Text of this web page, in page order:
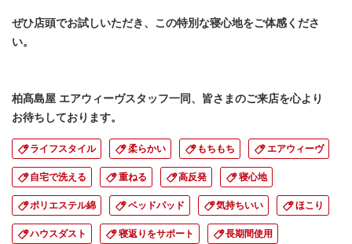
ぜひ店頭でお試しいただき、この特別な寝心地をご体感くださ
い。
柏髙島屋 エアウィーヴスタッフ一同、皆さまのご来店を心より
お待ちしております。
ライフスタイル 柔らかい もちもち エアウィーヴ
自宅で洗える 重ねる 高反発 寝心地
ポリエステル綿 ベッドパッド 気持ちいい ほこり
ハウスダスト 寝返りをサポート 長期間使用